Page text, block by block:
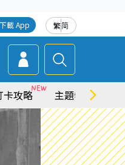
繁简
下載 App
卡攻略 主題特集